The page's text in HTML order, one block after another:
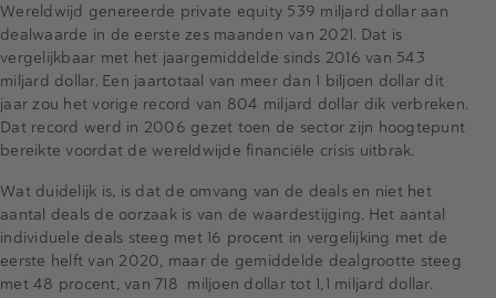
Wereldwijd genereerde private equity 539 miljard dollar aan
dealwaarde in de eerste zes maanden van 2021. Dat is
vergelijkbaar met het jaargemiddelde sinds 2016 van 543
miljard dollar. Een jaartotaal van meer dan 1 biljoen dollar dit
jaar zou het vorige record van 804 miljard dollar dik verbreken.
Dat record werd in 2006 gezet toen de sector zijn hoogtepunt
bereikte voordat de wereldwijde financiële crisis uitbrak.
Wat duidelijk is, is dat de omvang van de deals en niet het
aantal deals de oorzaak is van de waardestijging. Het aantal
individuele deals steeg met 16 procent in vergelijking met de
eerste helft van 2020, maar de gemiddelde dealgrootte steeg
met 48 procent, van 718 miljoen dollar tot 1,1 miljard dollar.